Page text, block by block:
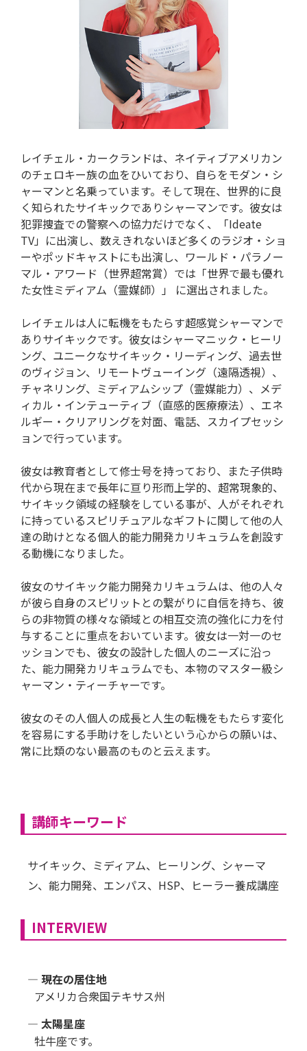
レイチェル・カークランドは、ネイティブアメリカン
のチェロキー族の血をひいており、自らをモダン・シ
ャーマンと名乗っています。そして現在、世界的に良
く知られたサイキックでありシャーマンです。彼女は
犯罪捜査での警察への協力だけでなく、「Ideate
TV」に出演し、数えきれないほど多くのラジオ・ショ
ーやポッドキャストにも出演し、ワールド・パラノー
マル・アワード（世界超常賞）では「世界で最も優れ
た女性ミディアム（霊媒師）」 に選出されました。
レイチェルは人に転機をもたらす超感覚シャーマンで
ありサイキックです。彼女はシャーマニック・ヒーリ
ング、ユニークなサイキック・リーディング、過去世
のヴィジョン、リモートヴューイング（遠隔透視）、
チャネリング、ミディアムシップ（霊媒能力）、メデ
ィカル・インテューティブ（直感的医療療法）、エネ
ルギー・クリアリングを対面、電話、スカイプセッシ
ョンで行っています。
彼女は教育者として修士号を持っており、また子供時
代から現在まで長年に亘り形而上学的、超常現象的、
サイキック領域の経験をしている事が、人がそれぞれ
に持っているスピリチュアルなギフトに関して他の人
達の助けとなる個人的能力開発カリキュラムを創設す
る動機になりました。
彼女のサイキック能力開発カリキュラムは、他の人々
が彼ら自身のスピリットとの繋がりに自信を持ち、彼
らの非物質の様々な領域との相互交流の強化に力を付
与することに重点をおいています。彼女は一対一のセ
ッションでも、彼女の設計した個人のニーズに沿っ
た、能力開発カリキュラムでも、本物のマスター級シ
ャーマン・ティーチャーです。
彼女のその人個人の成長と人生の転機をもたらす変化
を容易にする手助けをしたいという心からの願いは、
常に比類のない最高のものと云えます。
講師キーワード
サイキック、ミディアム、ヒーリング、シャーマ
ン、能力開発、エンパス、HSP、ヒーラー養成講座
INTERVIEW
― 現在の居住地
アメリカ合衆国テキサス州
― 太陽星座
牡牛座です。